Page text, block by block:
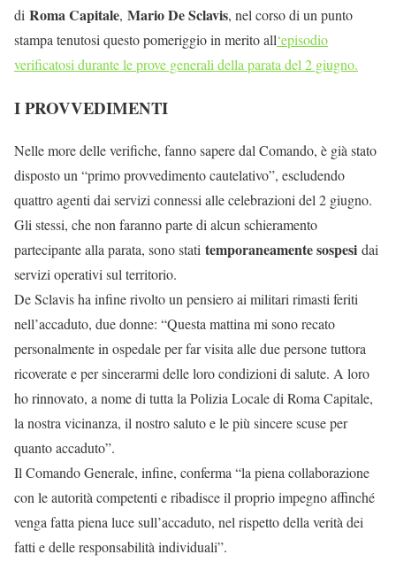
di Roma Capitale, Mario De Sclavis, nel corso di un punto
stampa tenutosi questo pomeriggio in merito all‘episodio
verificatosi durante le prove generali della parata del 2 giugno.
I PROVVEDIMENTI
Nelle more delle verifiche, fanno sapere dal Comando, è già stato
disposto un “primo provvedimento cautelativo”, escludendo
quattro agenti dai servizi connessi alle celebrazioni del 2 giugno.
Gli stessi, che non faranno parte di alcun schieramento
partecipante alla parata, sono stati temporaneamente sospesi dai
servizi operativi sul territorio.
De Sclavis ha infine rivolto un pensiero ai militari rimasti feriti
nell’accaduto, due donne: “Questa mattina mi sono recato
personalmente in ospedale per far visita alle due persone tuttora
ricoverate e per sincerarmi delle loro condizioni di salute. A loro
ho rinnovato, a nome di tutta la Polizia Locale di Roma Capitale,
la nostra vicinanza, il nostro saluto e le più sincere scuse per
quanto accaduto”.
Il Comando Generale, infine, conferma “la piena collaborazione
con le autorità competenti e ribadisce il proprio impegno affinché
venga fatta piena luce sull’accaduto, nel rispetto della verità dei
fatti e delle responsabilità individuali”.